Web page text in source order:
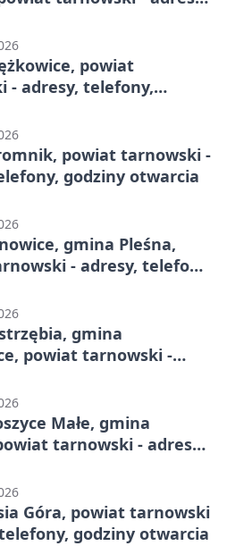
powiat
- adresy, telefony,
powiat tarnowski -
godziny otwarcia
gmina Pleśna,
- adresy, telefony,
gmina
powiat tarnowski -
Małe, gmina
tarnowski - adresy,
Góra, powiat tarnowski
godziny otwarcia